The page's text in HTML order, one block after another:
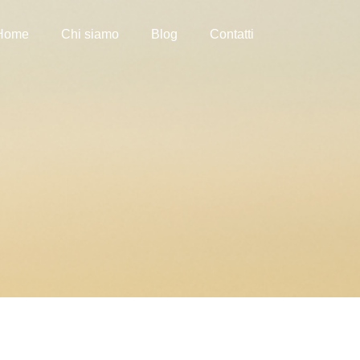
Chi siamo Blog Contatti